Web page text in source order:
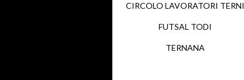
CIRCOLO LAVORATORI TERNI
FUTSAL TODI
TERNANA